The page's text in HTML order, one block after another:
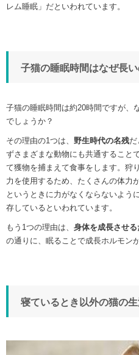
レム睡眠」だといわれています。
子猫の睡眠時間はなぜ長い
子猫の睡眠時間は約20時間ですが、
でしょうか？
その理由の1つは、 野生時代の名残
ずさまざまな動物にも共通すること
て獲物を捕まえて食事をします。狩
力を使用するため、たくさんの体力
というときに力がなくならないよう
存しているといわれています。
もう1つの理由は、 身体を成長させる
の通りに、眠ることで成長ホルモン
寝ているとき以外の猫の